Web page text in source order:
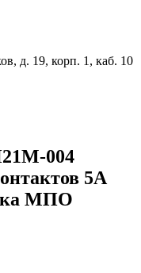
д. 19, корп. 1, каб. 10
004
5А
МПО